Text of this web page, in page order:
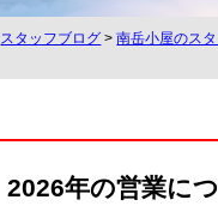
スタッフブログ >南岳小屋のス
2026年の営業に